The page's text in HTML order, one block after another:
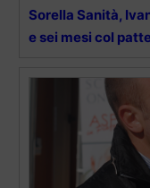
Sorella Sanità,
e sei mesi col